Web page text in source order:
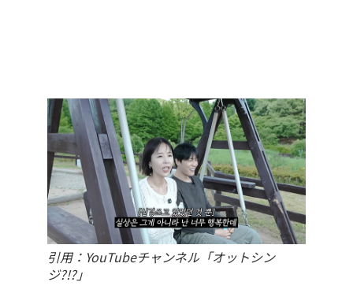
引用：YouTubeチャンネル「オットシン
ジ?!?」